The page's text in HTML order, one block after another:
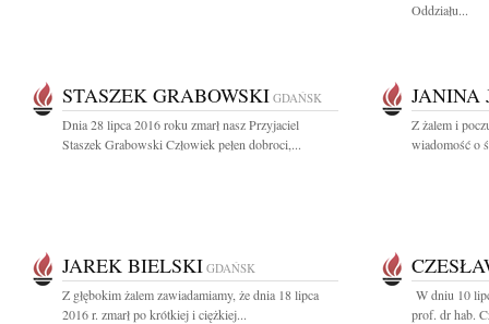
Oddziału...
STASZEK GRABOWSKI GDAŃSK
Dnia 28 lipca 2016 roku zmarł nasz Przyjaciel
Staszek Grabowski Człowiek pełen dobroci,...
JANINA
Z żalem i
wiadomość o
JAREK BIELSKI GDAŃSK
Z głębokim żalem zawiadamiamy, że dnia 18 lipca
2016 r. zmarł po krótkiej i ciężkiej...
W dniu 10
prof. dr hab.